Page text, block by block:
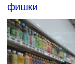
фишки